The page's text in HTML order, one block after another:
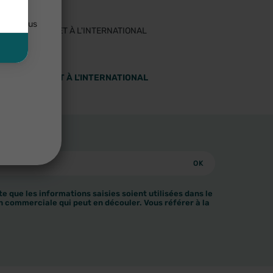
EN FRANCE ET À L'INTERNATIONAL
que les informations saisies soient utilisées dans le
commerciale qui peut en découler. Vous référer à la
Vous